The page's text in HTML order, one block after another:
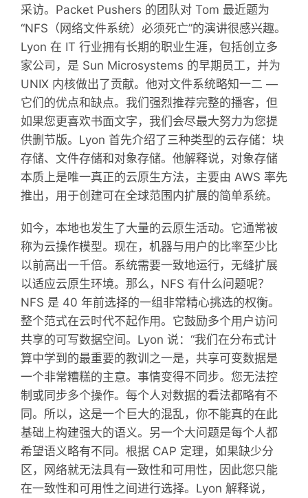
采访。Packet Pushers 的团队对 Tom 最近题为
“NFS（网络文件系统）必须死亡”的演讲很感兴趣。
Lyon 在 IT 行业拥有长期的职业生涯，包括创立多
家公司，是 Sun Microsystems 的早期员工，并为
UNIX 内核做出了贡献。他对文件系统略知一二 —
它们的优点和缺点。我们强烈推荐完整的播客，但
如果您更喜欢书面文字，我们会尽最大努力为您提
供删节版。Lyon 首先介绍了三种类型的云存储：块
存储、文件存储和对象存储。他解释说，对象存储
本质上是唯一真正的云原生方法，主要由 AWS 率先
推出，用于创建可在全球范围内扩展的简单系统。
如今，本地也发生了大量的云原生活动。它通常被
称为云操作模型。现在，机器与用户的比率至少比
以前高出一千倍。系统需要一致地运行，无缝扩展
以适应云原生环境。那么，NFS 有什么问题呢？
NFS 是 40 年前选择的一组非常精心挑选的权衡。
整个范式在云时代不起作用。它鼓励多个用户访问
共享的可写数据空间。Lyon 说：“我们在分布式计
算中学到的最重要的教训之一是，共享可变数据是
一个非常糟糕的主意。事情变得不同步。您无法控
制或同步多个操作。每个人对数据的看法都略有不
同。所以，这是一个巨大的混乱，你不能真的在此
基础上构建强大的语义。另一个大问题是每个人都
希望语义略有不同。根据 CAP 定理，如果缺少分
区，网络就无法具有一致性和可用性，因此您只能
在一致性和可用性之间进行选择。Lyon 解释说，